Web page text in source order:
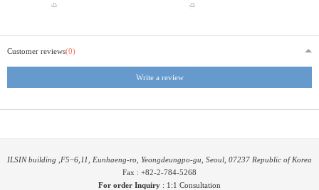
Customer reviews(0)
Write a review
ILSIN building ,F5~6,11, Eunhaeng-ro, Yeongdeungpo-gu, Seoul, 07237 Republic of Korea
Fax : +82-2-784-5268
For order Inquiry : 1:1 Consultation